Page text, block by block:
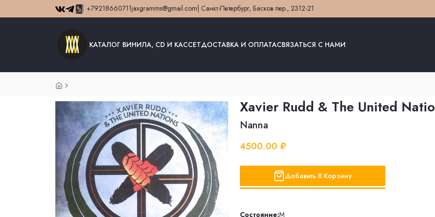
+79218660711jaxgramms@gmail.com | Санкт-Петербург, Басков пер., 2312-21
КАТАЛОГ ВИНИЛА, CD И КАССЕТДОСТАВКА И ОПЛАТАСВЯЗАТЬСЯ С НАМИ
Xavier Rudd & The United
Nanna
4500.00 ₽
Добавить В Корзину
Состояние:M